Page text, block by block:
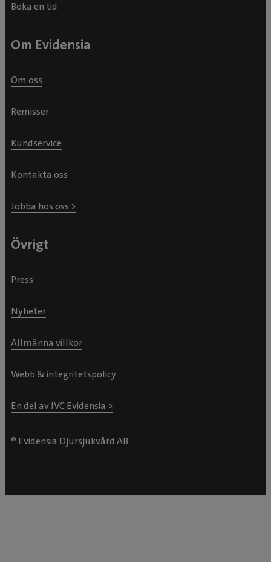
Boka en tid
Om Evidensia
Om oss
Remisser
Kundservice
Kontakta oss
Jobba hos oss >
Övrigt
Press
Nyheter
Allmänna villkor
Webb & integritetspolicy
En del av IVC Evidensia >
® Evidensia Djursjukvård AB